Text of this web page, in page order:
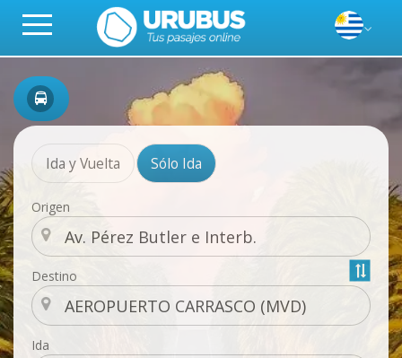
Ida y Vuelta Sólo Ida
Origen
Destino
Ida